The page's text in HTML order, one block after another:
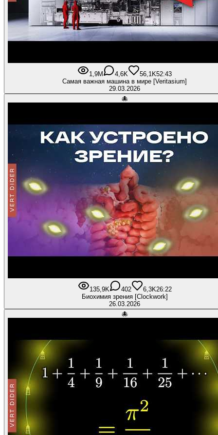
1,9M 4,6K 56,1K52:43
Самая важная машина в мире [Veritasium]
29.03.2026
🐙
135,9K 402 6,3K26:22
Биохимия зрения [Clockwork]
26.03.2026
🐙